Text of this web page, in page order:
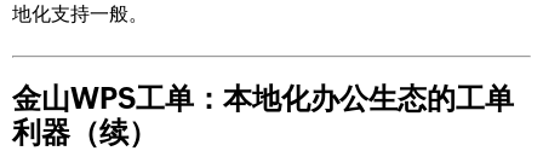
地化支持一般。
金山WPS工单：本地化办公生态的工单
利器（续）